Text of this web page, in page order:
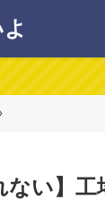
ない】